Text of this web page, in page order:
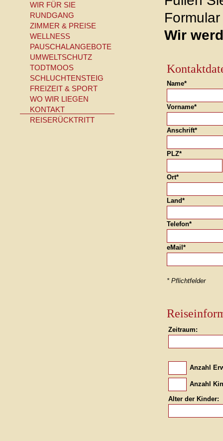
WIR FÜR SIE
RUNDGANG
ZIMMER & PREISE
WELLNESS
PAUSCHALANGEBOTE
UMWELTSCHUTZ
TODTMOOS
SCHLUCHTENSTEIG
FREIZEIT & SPORT
WO WIR LIEGEN
KONTAKT
REISERÜCKTRITT
Wir
Name*
Vorname*
Anschrift*
PLZ*
Ort*
Land*
Telefon*
eMail*
* Pflichtfelder
Zeitraum:
Anzahl
Anzahl
Alter der Kinder: